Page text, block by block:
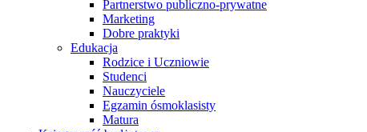
Partnerstwo publiczno-prywatne
Marketing
Dobre praktyki
Edukacja
Rodzice i Uczniowie
Studenci
Nauczyciele
Egzamin ósmoklasisty
Matura